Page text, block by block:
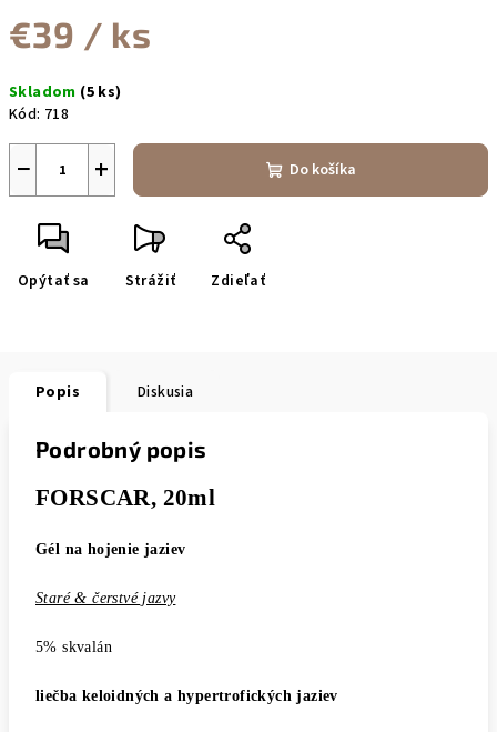
€39 / ks
cena:
Skladom (5 ks)
Kód: 718
+
− Do košíka
Opýtať sa Strážiť Zdieľať
Popis Diskusia
Podrobný popis
FORSCAR, 20ml
Gél na hojenie jaziev
Staré & čerstvé jazvy
5% skvalán
liečba keloidných a hypertrofických jaziev